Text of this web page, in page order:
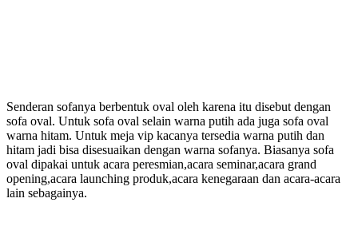
Senderan sofanya berbentuk oval oleh karena itu disebut dengan
sofa oval. Untuk sofa oval selain warna putih ada juga sofa oval
warna hitam. Untuk meja vip kacanya tersedia warna putih dan
hitam jadi bisa disesuaikan dengan warna sofanya. Biasanya sofa
oval dipakai untuk acara peresmian,acara seminar,acara grand
opening,acara launching produk,acara kenegaraan dan acara-acara
lain sebagainya.